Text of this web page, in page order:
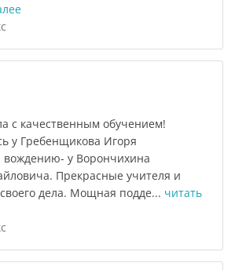
с качественным обучением!
у Гребенщикова Игоря
у Ворончихина
Прекрасные учителя и
дела. Мощная подде... читать